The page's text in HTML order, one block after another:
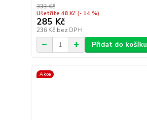
333 Kč
Ušetříte 48 Kč (- 14 %)
285 Kč
236 Kč bez DPH
Přidat do košíku
Akce